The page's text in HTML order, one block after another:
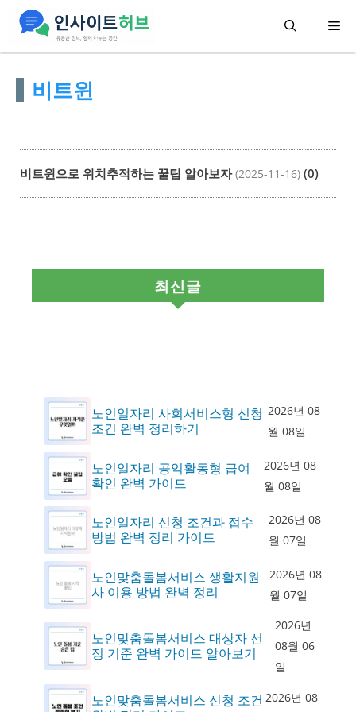
메
비트윈
비트윈으로 위치추적하는 꿀팁 알아보자 (2025-11-16) (0)
최신글
노인일자리 사회서비스형 신청
조건 완벽 정리하기
2026년 08
월 08일
노인일자리 공익활동형 급여
확인 완벽 가이드
2026년 08
월 08일
노인일자리 신청 조건과 접수
방법 완벽 정리 가이드
2026년 08
월 07일
노인맞춤돌봄서비스 생활지원
사 이용 방법 완벽 정리
2026년 08
월 07일
노인맞춤돌봄서비스 대상자 선
정 기준 완벽 가이드 알아보기
2026년
08월 06
일
노인맞춤돌봄서비스 신청 조건 2026년 08